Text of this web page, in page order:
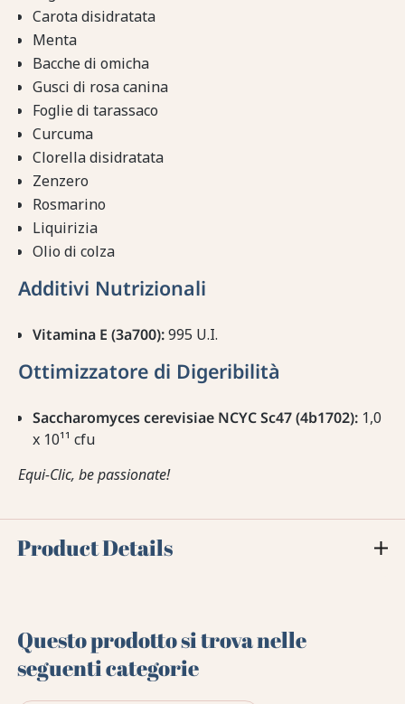
Carota disidratata
Menta
Bacche di omicha
Gusci di rosa canina
Foglie di tarassaco
Curcuma
Clorella disidratata
Zenzero
Rosmarino
Liquirizia
Olio di colza
Additivi Nutrizionali
Vitamina E (3a700):995 U.I.
Ottimizzatore di Digeribilità
Saccharomyces cerevisiae NCYC Sc47 (4b1702): 1,0
x 10¹¹ cfu
Equi-Clic, be passionate!
Product Details
Questo prodotto si trova nelle
seguenti categorie